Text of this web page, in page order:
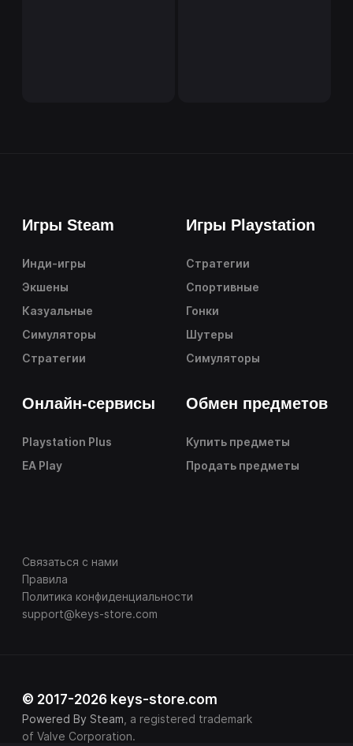
Игры Steam
Инди-игры
Экшены
Казуальные
Симуляторы
Стратегии
Игры Playstation
Стратегии
Спортивные
Гонки
Шутеры
Симуляторы
Онлайн-сервисы
Playstation Plus
EA Play
Обмен предметов
Купить предметы
Продать предметы
Связаться с нами
Правила
Политика конфиденциальности
support@keys-store.com
© 2017-2026 keys-store.com
Powered By Steam , a registered trademark
of Valve Corporation.